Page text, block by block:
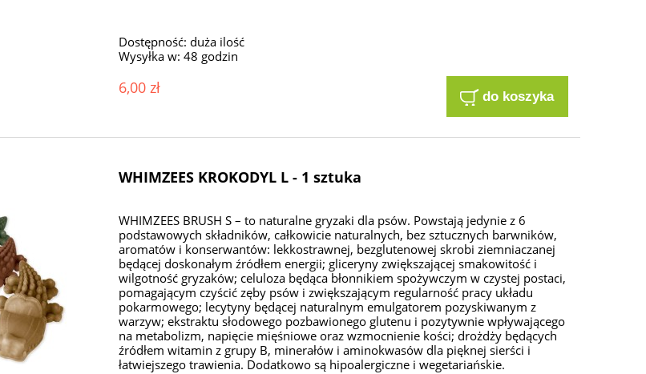
Dostępność: duża ilość
Wysyłka w: 48 godzin
6,00 zł do koszyka
WHIMZEES KROKODYL L - 1 sztuka
WHIMZEES BRUSH S – to naturalne gryzaki dla psów. Powstają jedynie z 6
podstawowych składników, całkowicie naturalnych, bez sztucznych barwników,
aromatów i konserwantów: lekkostrawnej, bezglutenowej skrobi ziemniaczanej
będącej doskonałym źródłem energii; gliceryny zwiększającej smakowitość i
wilgotność gryzaków; celuloza będąca błonnikiem spożywczym w czystej postaci,
pomagającym czyścić zęby psów i zwiększającym regularność pracy układu
pokarmowego; lecytyny będącej naturalnym emulgatorem pozyskiwanym z
warzyw; ekstraktu słodowego pozbawionego glutenu i pozytywnie wpływającego
na metabolizm, napięcie mięśniowe oraz wzmocnienie kości; drożdży będących
źródłem witamin z grupy B, minerałów i aminokwasów dla pięknej sierści i
łatwiejszego trawienia. Dodatkowo są hipoalergiczne i wegetariańskie.